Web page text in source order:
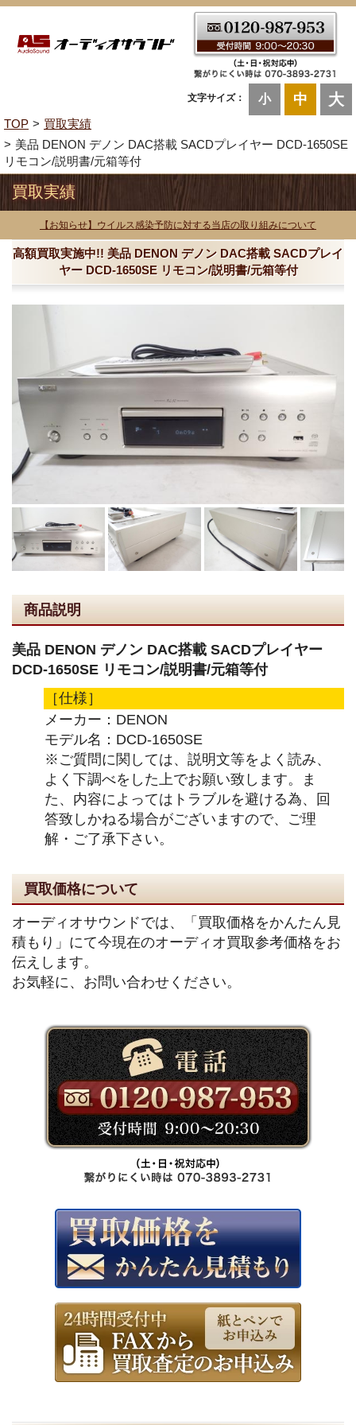
文字サイズ： 小 中 大
TOP
買取実績
美品 DENON デノン DAC搭載 SACDプレイヤー DCD-1650SE
リモコン/説明書/元箱等付
買取実績
【お知らせ】ウイルス感染予防に対する当店の取り組みについて
高額買取実施中!! 美品 DENON デノン DAC搭載 SACDプレイ
ヤー DCD-1650SE リモコン/説明書/元箱等付
商品説明
美品 DENON デノン DAC搭載 SACDプレイヤー
DCD-1650SE リモコン/説明書/元箱等付
［仕様］
メーカー：DENON
モデル名：DCD-1650SE
※ご質問に関しては、説明文等をよく読み、
よく下調べをした上でお願い致します。ま
た、内容によってはトラブルを避ける為、回
答致しかねる場合がございますので、ご理
解・ご了承下さい。
買取価格について
オーディオサウンドでは、「買取価格をかんたん見
積もり」にて今現在のオーディオ買取参考価格をお
伝えします。
お気軽に、お問い合わせください。